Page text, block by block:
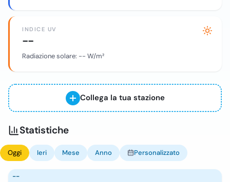
INDICE UV
--
Radiazione solare: -- W/m²
Collega la tua stazione
Statistiche
Oggi Ieri Mese Anno Personalizzato
--